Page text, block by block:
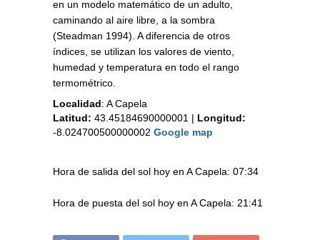
en un modelo matemático de un adulto,
caminando al aire libre, a la sombra
(Steadman 1994). A diferencia de otros
índices, se utilizan los valores de viento,
humedad y temperatura en todo el rango
termométrico.
Localidad: A Capela
Latitud: 43.45184690000001 | Longitud:
-8.024700500000002 Google map
Hora de salida del sol hoy en A Capela: 07:34
Hora de puesta del sol hoy en A Capela: 21:41